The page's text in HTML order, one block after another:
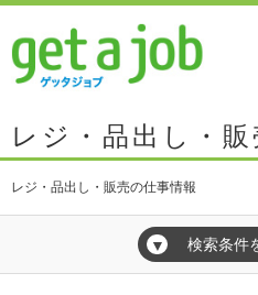
レジ・品出し・
レジ・品出し・販売の仕事情報
▼ 検索条件